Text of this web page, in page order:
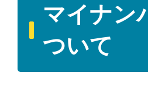
マイナン
ついて